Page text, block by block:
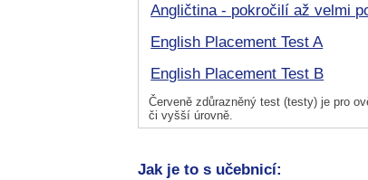
Angličtina - pokročilí až velmi
English Placement Test A
English Placement Test B
Červeně zdůrazněný test (testy) je pro
či vyšší úrovně.
Jak je to s učebnicí: